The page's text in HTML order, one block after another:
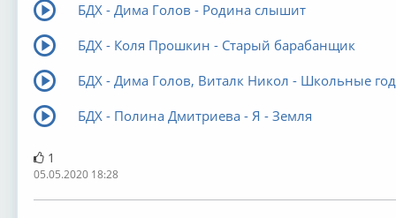
БДХ - Дима Голов - Родина слышит
БДХ - Коля Прошкин - Старый барабанщик
БДХ - Дима Голов, Виталк Никол - Школьные
БДХ - Полина Дмитриева - Я - Земля
1
05.05.2020 18:28